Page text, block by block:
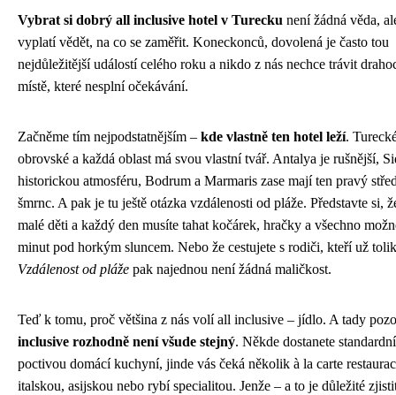
Vybrat si dobrý all inclusive hotel v Turecku není žádná věda,
vyplatí vědět, na co se zaměřit. Koneckonců, dovolená je často tou
nejdůležitější událostí celého roku a nikdo z nás nechce trávit
místě, které nesplní očekávání.
Začněme tím nejpodstatnějším – kde vlastně ten hotel leží.
obrovské a každá oblast má svou vlastní tvář. Antalya je rušnější,
historickou atmosféru, Bodrum a Marmaris zase mají ten pravý
šmrnc. A pak je tu ještě otázka vzdálenosti od pláže. Představte si,
malé děti a každý den musíte tahat kočárek, hračky a všechno
minut pod horkým sluncem. Nebo že cestujete s rodiči, kteří už
Vzdálenost od pláže pak najednou není žádná maličkost.
Teď k tomu, proč většina z nás volí all inclusive – jídlo. A tady
inclusive rozhodně není všude stejný. Někde dostanete
poctivou domácí kuchyní, jinde vás čeká několik à la carte
italskou, asijskou nebo rybí specialitou. Jenže – a to je důležité